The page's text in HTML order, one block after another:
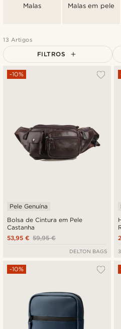
Malas Malas em pele
13 Artigos
FILTROS
Bolsa de Cintura em Pele
Castanha
-10%
Pele Genuína
59,95 €
53,95 €
DELTON BAGS
-10%